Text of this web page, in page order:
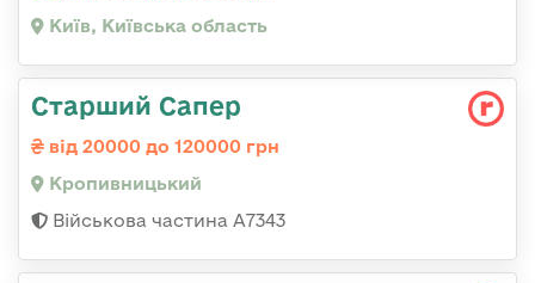
Київ, Київська область
Старший Сапер
від 20000 до 120000 грн
Кропивницький
Військова частина А7343